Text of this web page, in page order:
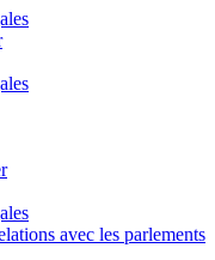
avec les parlements